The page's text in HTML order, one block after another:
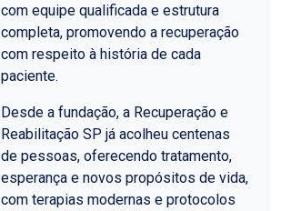
com equipe qualificada e estrutura
completa, promovendo a recuperação
com respeito à história de cada
paciente.
Desde a fundação, a Recuperação e
Reabilitação SP já acolheu centenas
de pessoas, oferecendo tratamento,
esperança e novos propósitos de vida,
com terapias modernas e protocolos